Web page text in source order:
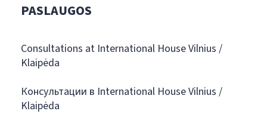
PASLAUGOS
Consultations at International House Vilnius /
Klaipėda
Консультации в International House Vilnius /
Klaipėda